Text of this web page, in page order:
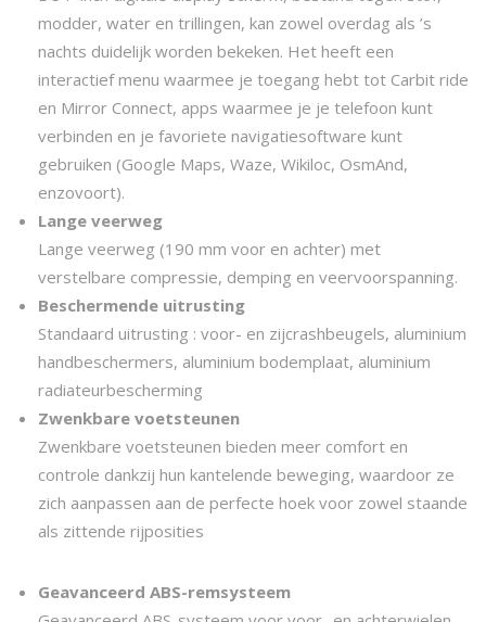
modder, water en trillingen, kan zowel overdag als ’s
nachts duidelijk worden bekeken. Het heeft een
interactief menu waarmee je toegang hebt tot Carbit ride
en Mirror Connect, apps waarmee je je telefoon kunt
verbinden en je favoriete navigatiesoftware kunt
gebruiken (Google Maps, Waze, Wikiloc, OsmAnd,
enzovoort).
Lange veerweg
Lange veerweg (190 mm voor en achter) met
verstelbare compressie, demping en veervoorspanning.
Beschermende uitrusting
Standaard uitrusting : voor- en zijcrashbeugels, aluminium
handbeschermers, aluminium bodemplaat, aluminium
radiateurbescherming
Zwenkbare voetsteunen
Zwenkbare voetsteunen bieden meer comfort en
controle dankzij hun kantelende beweging, waardoor ze
zich aanpassen aan de perfecte hoek voor zowel staande
als zittende rijposities
Geavanceerd ABS-remsysteem